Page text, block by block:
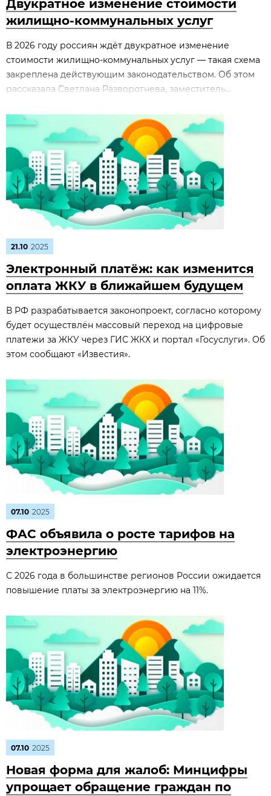
Двукратное изменение стоимости
жилищно‑коммунальных услуг
В 2026 году россиян ждёт двукратное изменение
стоимости жилищно‑коммунальных услуг — такая схема
закреплена действующим законодательством. Об этом
рассказала Светлана Разворотнева, заместитель...
21.10 2025
Электронный платёж: как изменится
оплата ЖКУ в ближайшем будущем
В РФ разрабатывается законопроект, согласно которому
будет осуществлён массовый переход на цифровые
платежи за ЖКУ через ГИС ЖКХ и портал «Госуслуги». Об
этом сообщают «Известия».
07.10 2025
ФАС объявила о росте тарифов на
электроэнергию
С 2026 года в большинстве регионов России ожидается
повышение платы за электроэнергию на 11%.
07.10 2025
Новая форма для жалоб: Минцифры
упрощает обращение граждан по